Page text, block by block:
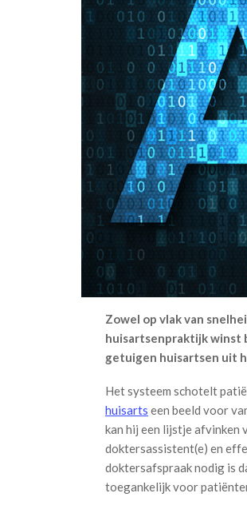
Zowel op vlak van
huisartsenpraktijk winst
getuigen huisartsen uit
Het systeem schotelt
huisarts een beeld voor
kan hij een lijstje afvinken
doktersassistent(e) en
doktersafspraak nodig is
toegankelijk voor